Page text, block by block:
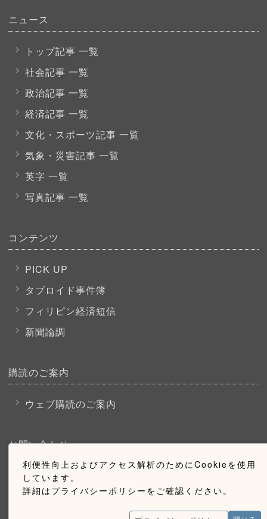
利便性向上およびアクセス解析のためにCookieを使用
しています。
詳細はプライバシーポリシーをご確認ください。
ニュース
トップ記事 一覧
社会記事 一覧
政治記事 一覧
経済記事 一覧
文化・スポーツ記事 一覧
気象・災害記事 一覧
英字 一覧
写真記事 一覧
コンテンツ
PICK UP
タブロイド事件簿
フィリピン経済短信
新聞論調
購読のご案内
ウェブ購読のご案内
お問い合わせ
採用情報
お問い合わせ